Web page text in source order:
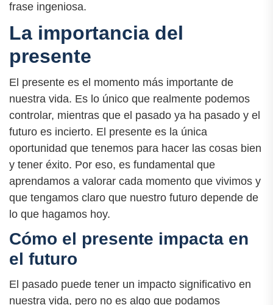
frase ingeniosa.
La importancia del
presente
El presente es el momento más importante de
nuestra vida. Es lo único que realmente podemos
controlar, mientras que el pasado ya ha pasado y el
futuro es incierto. El presente es la única
oportunidad que tenemos para hacer las cosas bien
y tener éxito. Por eso, es fundamental que
aprendamos a valorar cada momento que vivimos y
que tengamos claro que nuestro futuro depende de
lo que hagamos hoy.
Cómo el presente impacta en
el futuro
El pasado puede tener un impacto significativo en
nuestra vida, pero no es algo que podamos